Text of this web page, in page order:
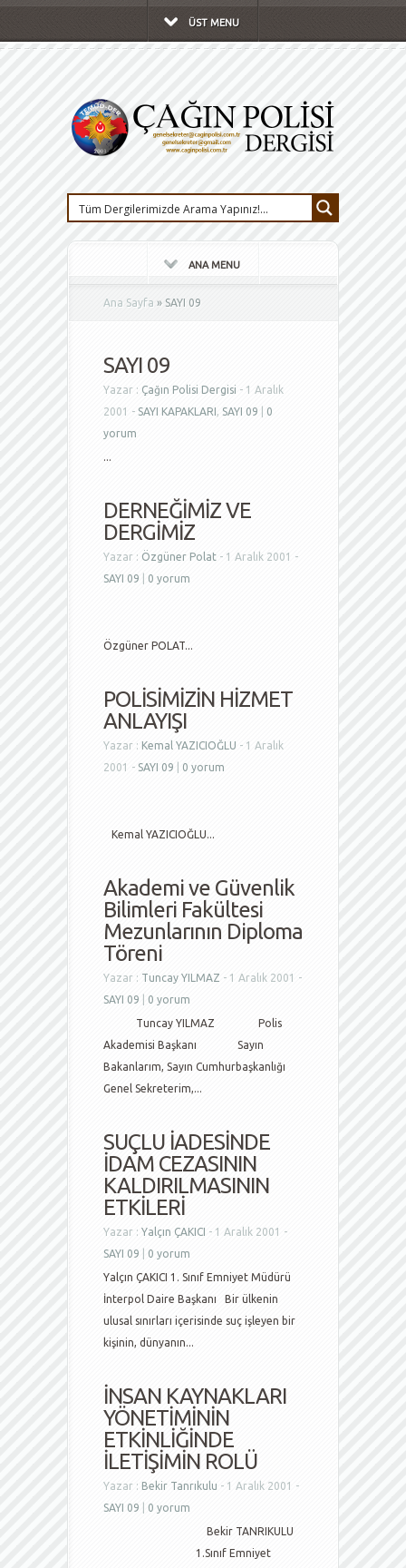
ÜST MENU
ANA MENU
Ana Sayfa » SAYI 09
SAYI 09
Yazar : Çağın Polisi Dergisi - 1 Aralık
2001 - SAYI KAPAKLARI, SAYI 09
0
yorum
...
DERNEĞİMİZ VE
DERGİMİZ
Yazar : Özgüner Polat - 1 Aralık 2001 -
SAYI 09
0 yorum
Özgüner POLAT...
POLİSİMİZİN HİZMET
ANLAYIŞI
Yazar : Kemal YAZICIOĞLU - 1 Aralık
2001 - SAYI 09 0 yorum
Kemal YAZICIOĞLU...
Akademi ve Güvenlik
Bilimleri Fakültesi
Mezunlarının Diploma
Töreni
Yazar : Tuncay YILMAZ - 1 Aralık 2001 -
SAYI 09
0 yorum
Tuncay YILMAZ Polis
Akademisi Başkanı Sayın
Bakanlarım, Sayın Cumhurbaşkanlığı
Genel Sekreterim,...
SUÇLU İADESİNDE
İDAM CEZASININ
KALDIRILMASININ
ETKİLERİ
Yazar : Yalçın ÇAKICI - 1 Aralık 2001 -
SAYI 09
0 yorum
Yalçın ÇAKICI 1. Sınıf Emniyet Müdürü
İnterpol Daire Başkanı Bir ülkenin
ulusal sınırları içerisinde suç işleyen bir
kişinin, dünyanın...
İNSAN KAYNAKLARI
YÖNETİMİNİN
ETKİNLİĞİNDE
İLETİŞİMİN ROLÜ
Yazar : Bekir Tanrıkulu - 1 Aralık 2001 -
SAYI 09
0 yorum
Bekir TANRIKULU
1.Sınıf Emniyet